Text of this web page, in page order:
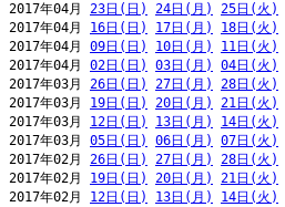
2017年04月 23日(日) 24日(月) 25日(火)
2017年04月 16日(日) 17日(月) 18日(火)
2017年04月 09日(日) 10日(月) 11日(火)
2017年04月 02日(日) 03日(月) 04日(火)
2017年03月 26日(日) 27日(月) 28日(火)
2017年03月 19日(日) 20日(月) 21日(火)
2017年03月 12日(日) 13日(月) 14日(火)
2017年03月 05日(日) 06日(月) 07日(火)
2017年02月 26日(日) 27日(月) 28日(火)
2017年02月 19日(日) 20日(月) 21日(火)
2017年02月 12日(日) 13日(月) 14日(火)